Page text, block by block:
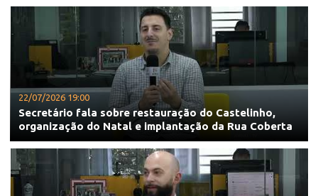
22/07/2026 19:00
Secretário fala sobre restauração do Castelinho,
organização do Natal e implantação da Rua Coberta